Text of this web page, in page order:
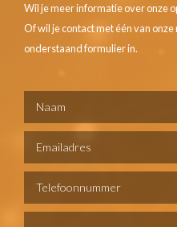
Wil je meer informatie over onze
Of wil je contact met één van
onderstaand formulier in.